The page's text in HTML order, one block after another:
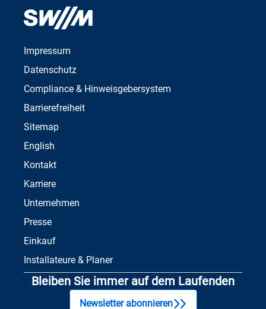
Impressum
Datenschutz
Compliance & Hinweisgebersystem
Barrierefreiheit
Sitemap
English
Kontakt
Karriere
Unternehmen
Presse
Einkauf
Installateure & Planer